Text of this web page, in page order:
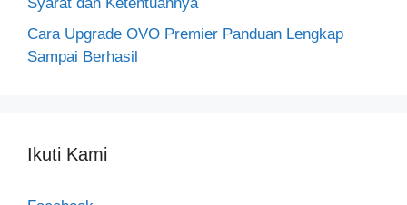
Cara Upgrade OVO Premier Panduan Lengkap
Sampai Berhasil
Ikuti Kami